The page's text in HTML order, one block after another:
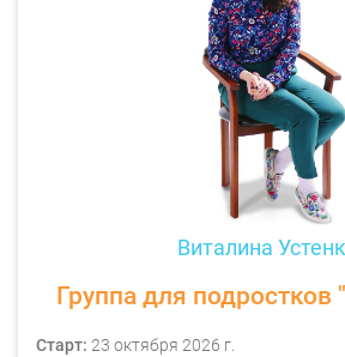
Виталина
Группа для подростков
Старт: 23 октября 2026 г.